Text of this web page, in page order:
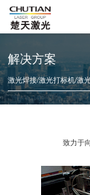
解决方案
激光焊接/激光打标机/激
致力于